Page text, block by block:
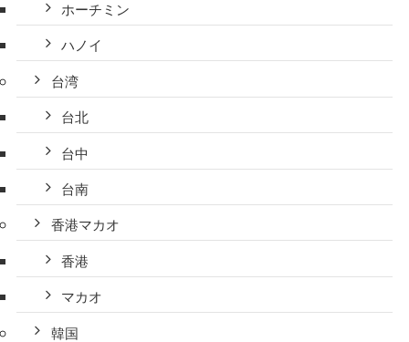
ホーチミン
ハノイ
台湾
台北
台中
台南
香港マカオ
香港
マカオ
韓国